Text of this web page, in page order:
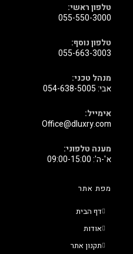
טלפון ראשי:
055-550-3000
טלפון נוסף:
055-663-3003
מנהל טכני:
אבי: 054-638-5005
אימייל:
‫Office@dluxry.com‬
מענה טלפוני:
א'-ה': 09:00-15:00
מפת אתר
דף הבית
אודות
תקנון אתר